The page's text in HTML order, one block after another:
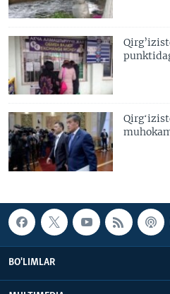
BO'LIMLAR